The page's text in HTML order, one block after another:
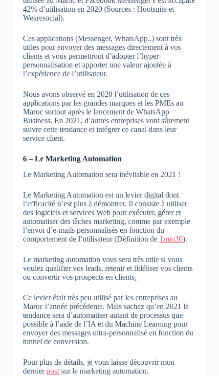
42% d’utilisation en 2020 (Sources : Hootsuite et
Wearesocial).
Ces applications (Messenger, WhatsApp..) sont très
utiles pour envoyer des messages directement à vos
clients et vous permettront d’adopter l’hyper-
personnalisation et apporter une valeur ajoutée à
l’expérience de l’utilisateur.
Nous avons observé en 2020 l’utilisation de ces
applications par les grandes marques et les PMEs au
Maroc surtout après le lancement de WhatsApp
Business. En 2021, d’autres entreprises vont sûrement
suivre cette tendance et intégrer ce canal dans leur
service client.
6 – Le Marketing Automation
Le Marketing Automation sera inévitable en 2021 !
Le Marketing Automation est un levier digital dont
l’efficacité n’est plus à démontrer. Il consiste à utiliser
des logiciels et services Web pour exécuter, gérer et
automatiser des tâches marketing, comme par exemple
l’envoi d’e-mails personnalisés en fonction du
comportement de l’utilisateur (Définition de 1min30).
Le marketing automation vous sera très utile si vous
voulez qualifier vos leads, retenir et fidéliser vos clients
ou convertir vos prospects en clients.
Ce levier était très peu utilisé par les entreprises au
Maroc l’année précédente. Mais sachez qu’en 2021 la
tendance sera d’automatiser autant de processus que
possible à l’aide de l’IA et du Machine Learning pour
envoyer des messages ultra-personnalisé en fonction du
tunnel de conversion.
Pour plus de détails, je vous laisse découvrir mon
dernierpostsur le marketing automation.